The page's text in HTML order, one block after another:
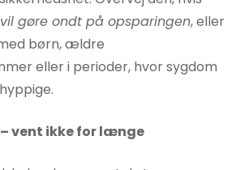
gøre ondt på opsparingen, eller
børn, ældre
eller i perioder, hvor sygdom
– vent ikke for længe